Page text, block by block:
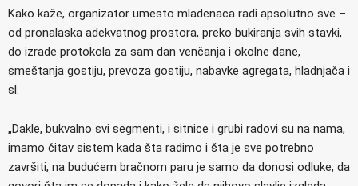
Kako kaže, organizator umesto mladenaca radi apsolutno sve –
od pronalaska adekvatnog prostora, preko bukiranja svih stavki,
do izrade protokola za sam dan venčanja i okolne dane,
smeštanja gostiju, prevoza gostiju, nabavke agregata, hladnjača i
sl.
„Dakle, bukvalno svi segmenti, i sitnice i grubi radovi su na nama,
imamo čitav sistem kada šta radimo i šta je sve potrebno
završiti, na budućem bračnom paru je samo da donosi odluke, da